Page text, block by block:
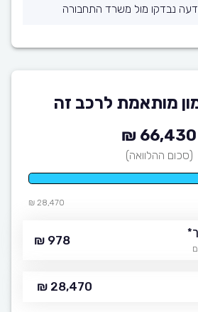
נבדקו מול משרד התחבורה
מותאמת לרכב זה
66,430 ₪
(סכום ההלוואה)
28,470 ₪
*
978 ₪
28,470 ₪